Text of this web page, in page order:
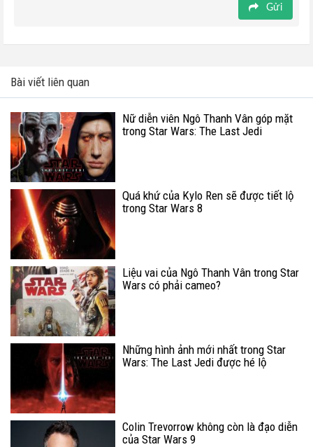
Gửi
Bài viết liên quan
Nữ diễn viên Ngô Thanh Vân góp mặt
trong Star Wars: The Last Jedi
Quá khứ của Kylo Ren sẽ được tiết lộ
trong Star Wars 8
Liệu vai của Ngô Thanh Vân trong Star
Wars có phải cameo?
Những hình ảnh mới nhất trong Star
Wars: The Last Jedi được hé lộ
Colin Trevorrow không còn là đạo diễn
của Star Wars 9